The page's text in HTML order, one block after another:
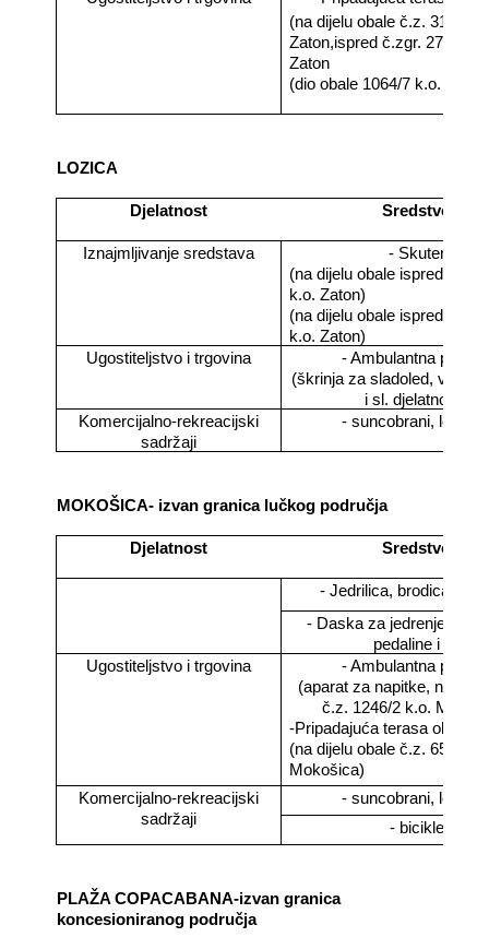
(na dijelu obale č.z. 3185/3
Zaton,ispred č.zgr. 2732/1
Zaton
(dio obale 1064/7 k.o.
LOZICA
Djelatnost Sredstvo
Iznajmljivanje sredstava
- Skuter
(na dijelu obale ispred č.z.
k.o. Zaton)
(na dijelu obale ispred č.z.
k.o. Zaton)
Ugostiteljstvo i trgovina
- Ambulantna
(škrinja za sladoled,
i sl. djelatnosti)
Komercijalno-rekreacijski
sadržaji
- suncobrani,
MOKOŠICA- izvan granica lučkog područja
Djelatnost Sredstvo
- Jedrilica, brodica na
- Daska za jedrenje,
pedaline i sl.
Ugostiteljstvo i trgovina
- Ambulantna
(aparat za napitke, na
č.z. 1246/2 k.o.
-Pripadajuća terasa objekta
(na dijelu obale č.z. 655 i
Mokošica)
Komercijalno-rekreacijski
sadržaji
- suncobrani,
- bicikle
PLAŽA COPACABANA-izvan granica
koncesioniranog područja